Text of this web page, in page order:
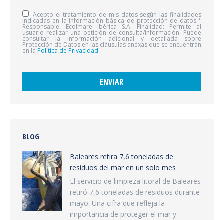
Acepto el tratamiento de mis datos según las finalidades
indicadas en la información básica de protección de datos.*
Responsable: Ecolmare Ibèrica S.A. Finalidad: Permite al
usuario realizar una petición de consulta/información. Puede
consultar la información adicional y detallada sobre
Protección de Datos en las cláusulas anexas que se encuentran
en la Política de Privacidad
BLOG
Baleares retira 7,6 toneladas de
residuos del mar en un solo mes
El servicio de limpieza litoral de Baleares
retiró 7,6 toneladas de residuos durante
mayo. Una cifra que refleja la
importancia de proteger el mar y